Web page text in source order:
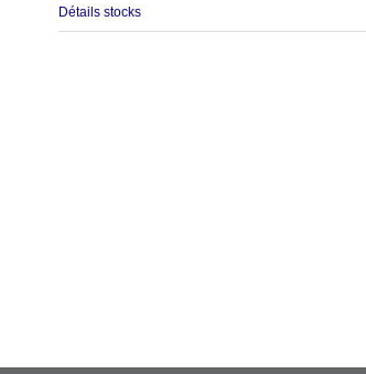
Détails stocks